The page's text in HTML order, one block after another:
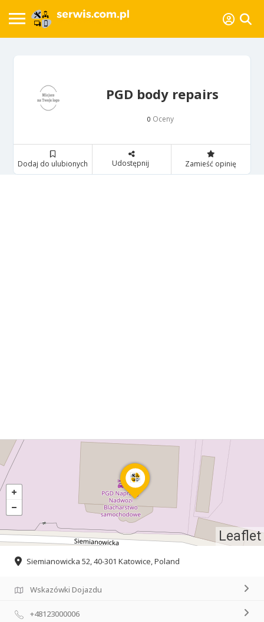
PGD ​​body repairs
0 Oceny
Dodaj do ulubionych Udostępnij Zamieść opinię
Leaflet
Siemianowicka 52, 40-301 Katowice, Poland
Wskazówki Dojazdu
+48123000006